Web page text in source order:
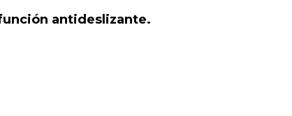
antideslizante.